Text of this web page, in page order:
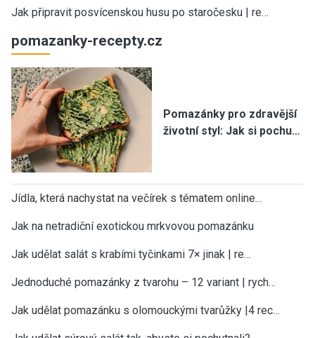
Jak připravit posvícenskou husu po staročesku | re…
pomazanky-recepty.cz
Pomazánky pro zdravější
životní styl: Jak si pochu…
Jídla, která nachystat na večírek s tématem online…
Jak na netradiční exotickou mrkvovou pomazánku
Jak udělat salát s krabími tyčinkami 7× jinak | re…
Jednoduché pomazánky z tvarohu – 12 variant | rych…
Jak udělat pomazánku s olomouckými tvarůžky |4 rec…